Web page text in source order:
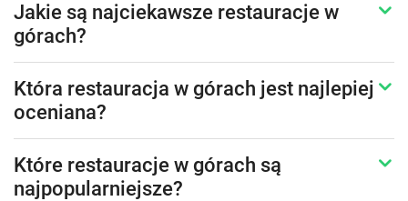
Jakie są najciekawsze restauracje w
górach?
Która restauracja w górach jest najlepiej
oceniana?
Które restauracje w górach są
najpopularniejsze?